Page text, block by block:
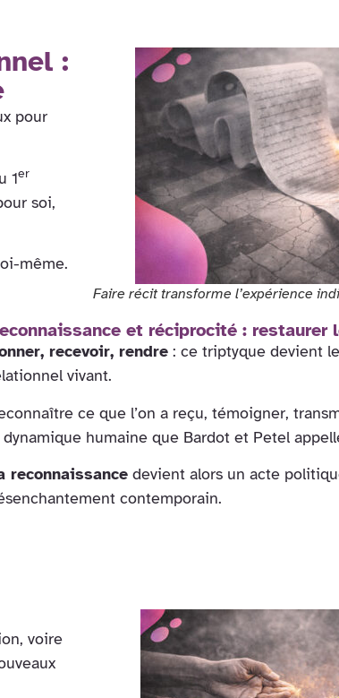
:
pour
1er
soi,
même.
Faire récit transforme l’expérience
et réciprocité : restaurer
recevoir, rendre : ce triptyque devient
vivant.
ce que l’on a reçu, témoigner,
dynamique humaine que Bardot et Petel
reconnaissance devient alors un acte
contemporain.
voire